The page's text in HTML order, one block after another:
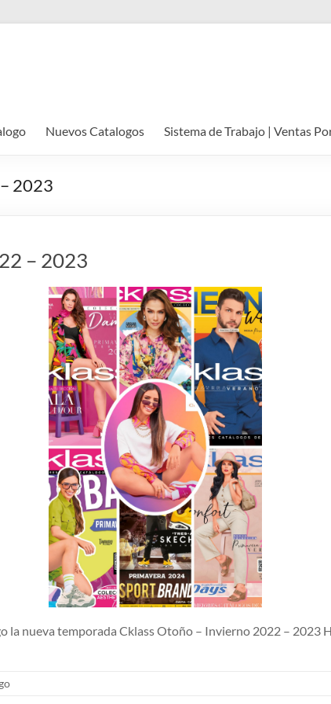
Nuevos Catalogos Sistema de Trabajo | Ventas
2023
– 2023
la nueva temporada Cklass Otoño – Invierno 2022 – 2023